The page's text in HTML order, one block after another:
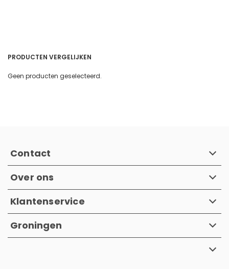
PRODUCTEN VERGELIJKEN
Geen producten geselecteerd.
Contact
Over ons
Klantenservice
Groningen